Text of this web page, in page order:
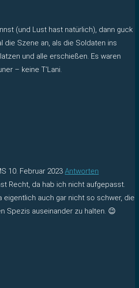
(und Lust hast natürlich), dann guck
die Szene an, als die Soldaten ins
und alle erschießen. Es waren
– keine T’Lani.
10. Februar 2023 Antworten
Recht, da hab ich nicht aufgepasst.
eigentlich auch gar nicht so schwer, die
Spezis auseinander zu halten. 😉